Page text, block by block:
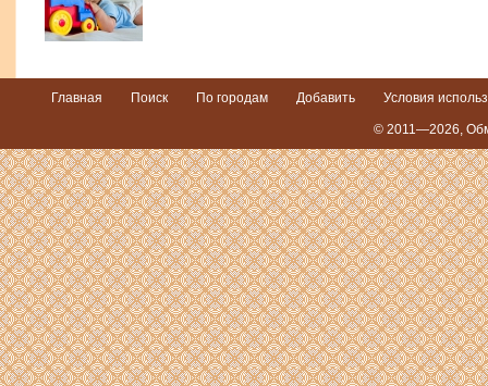
Главная Поиск По городам Добавить Условия
© 2011—2026,